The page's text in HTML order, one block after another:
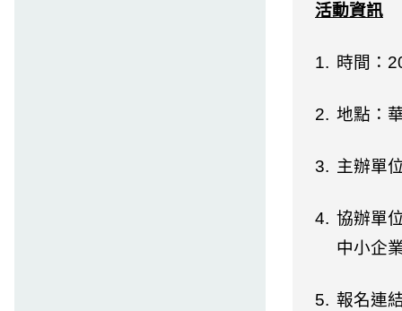
活動資訊
1. 時間：
2. 地點：
3. 主辦單
4. 協辦單
中小企
5. 報名連